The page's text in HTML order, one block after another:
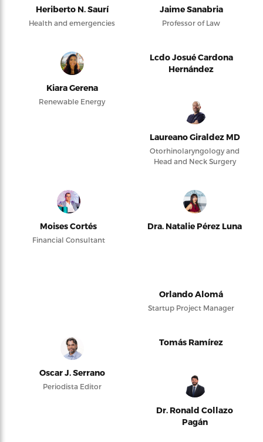
Heriberto N. Saurí
Health and emergencies
Jaime Sanabria
Professor of Law
Kiara Gerena
Renewable Energy
Lcdo Josué Cardona
Hernández
Laureano Giraldez MD
Otorhinolaryngology and
Head and Neck Surgery
Moises Cortés
Financial Consultant
Dra. Natalie Pérez Luna
Orlando Alomá
Startup Project Manager
Oscar J. Serrano
Periodista Editor
Tomás Ramírez
Dr. Ronald Collazo
Pagán